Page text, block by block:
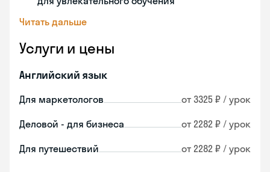
Читать дальше
Услуги и цены
Английский язык
Для маркетологов от 3325 ₽ / урок
Деловой - для бизнеса от 2282 ₽ / урок
Для путешествий от 2282 ₽ / урок